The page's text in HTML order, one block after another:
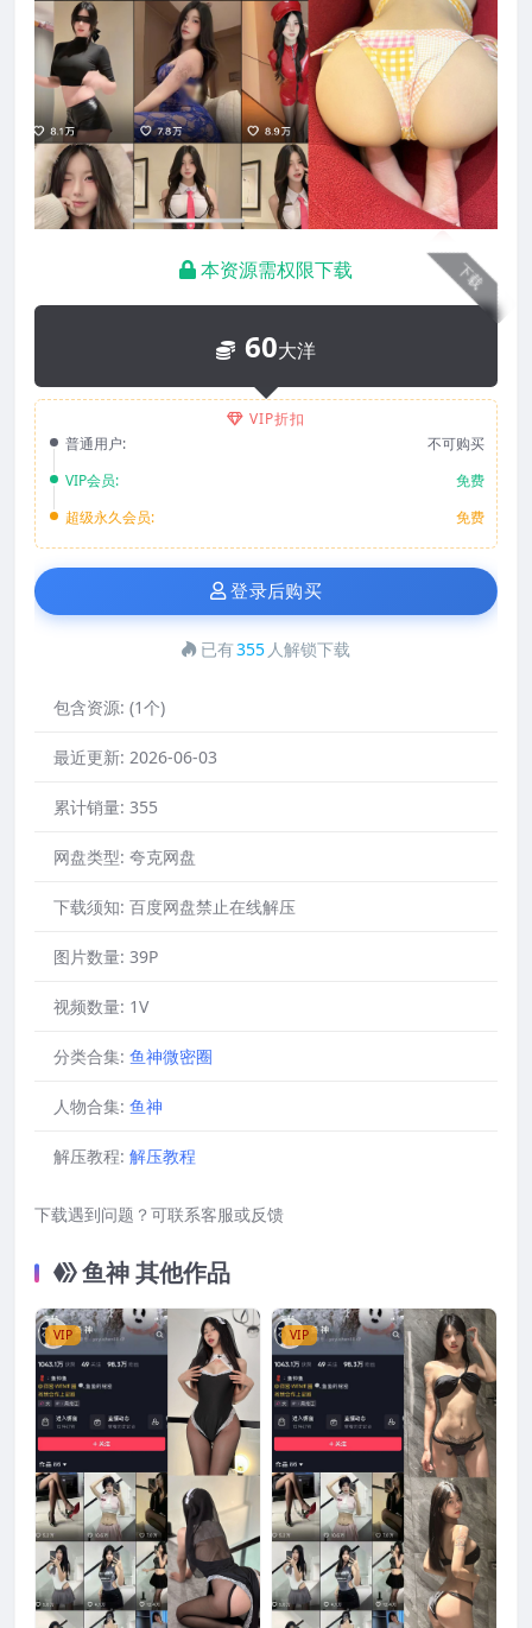
下载
本资源需权限下载
60大洋
VIP折扣
普通用户:
不可购买
VIP会员:
免费
超级永久会员:
免费
登录后购买
已有355 人解锁下载
包含资源: (1个)
最近更新: 2026-06-03
累计销量: 355
网盘类型: 夸克网盘
下载须知: 百度网盘禁止在线解压
图片数量: 39P
视频数量: 1V
分类合集: 鱼神微密圈
人物合集: 鱼神
解压教程: 解压教程
下载遇到问题？可联系客服或反馈
鱼神 其他作品
VIP VIP